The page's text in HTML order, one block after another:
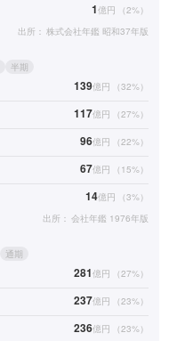
1億円 （2%）
出所： 株式会社年鑑 昭和37年版
半期
139億円 （32%）
117億円 （27%）
96億円 （22%）
67億円 （ 15%）
14億円 （3%）
出所： 会社年鑑 1976年版
通期
281億円 （27%）
237億円 （23%）
236億円 （23%）